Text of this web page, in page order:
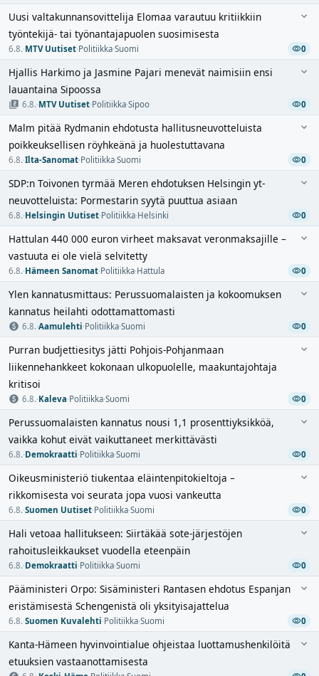
Uusi valtakunnansovittelija Elomaa varautuu kritiikkiin
työntekijä- tai työnantajapuolen suosimisesta
6.8.·MTV Uutiset·Politiikka·Suomi 0
Hjallis Harkimo ja Jasmine Pajari menevät naimisiin ensi
lauantaina Sipoossa
6.8.·MTV Uutiset·Politiikka·Sipoo 0
Malm pitää Rydmanin ehdotusta hallitusneuvotteluista
poikkeuksellisen röyhkeänä ja huolestuttavana
6.8.·Ilta-Sanomat·Politiikka·Suomi 0
SDP:n Toivonen tyrmää Meren ehdotuksen Helsingin yt-
neuvotteluista: Pormestarin syytä puuttua asiaan
6.8.·Helsingin Uutiset·Politiikka·Helsinki 0
Hattulan 440 000 euron virheet maksavat veronmaksajille –
vastuuta ei ole vielä selvitetty
6.8.·Hämeen Sanomat·Politiikka·Hattula 0
Ylen kannatusmittaus: Perussuomalaisten ja kokoomuksen
kannatus heilahti odottamattomasti
6.8.·Aamulehti·Politiikka·Suomi 0
Purran budjettiesitys jätti Pohjois-Pohjanmaan
liikennehankkeet kokonaan ulkopuolelle, maakuntajohtaja
kritisoi
6.8.·Kaleva·Politiikka·Suomi 0
Perussuomalaisten kannatus nousi 1,1 prosenttiyksikköä,
vaikka kohut eivät vaikuttaneet merkittävästi
6.8.·Demokraatti·Politiikka·Suomi 0
Oikeusministeriö tiukentaa eläintenpitokieltoja –
rikkomisesta voi seurata jopa vuosi vankeutta
6.8.·Suomen Uutiset·Politiikka·Suomi 0
Hali vetoaa hallitukseen: Siirtäkää sote-järjestöjen
rahoitusleikkaukset vuodella eteenpäin
6.8.·Demokraatti·Politiikka·Suomi 0
Pääministeri Orpo: Sisäministeri Rantasen ehdotus Espanjan
eristämisestä Schengenistä oli yksityisajattelua
6.8.·Suomen Kuvalehti·Politiikka·Suomi 0
Kanta-Hämeen hyvinvointialue ohjeistaa luottamushenkilöitä
etuuksien vastaanottamisesta